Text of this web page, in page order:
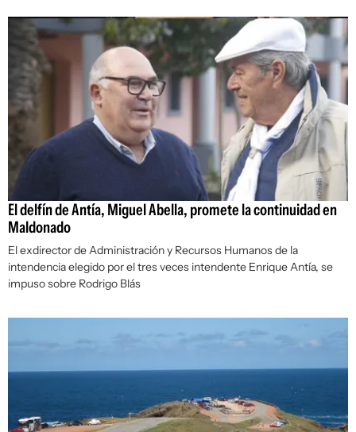
El delfín de Antía, Miguel Abella, promete la continuidad en
Maldonado
El exdirector de Administración y Recursos Humanos de la
intendencia elegido por el tres veces intendente Enrique Antía, se
impuso sobre Rodrigo Blás